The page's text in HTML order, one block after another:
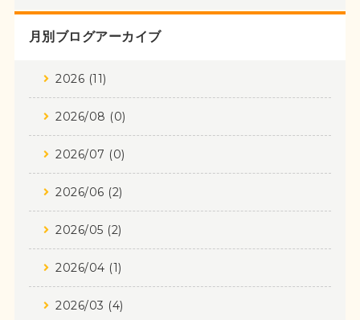
月別ブログアーカイブ
2026 (11)
2026/08 (0)
2026/07 (0)
2026/06 (2)
2026/05 (2)
2026/04 (1)
2026/03 (4)